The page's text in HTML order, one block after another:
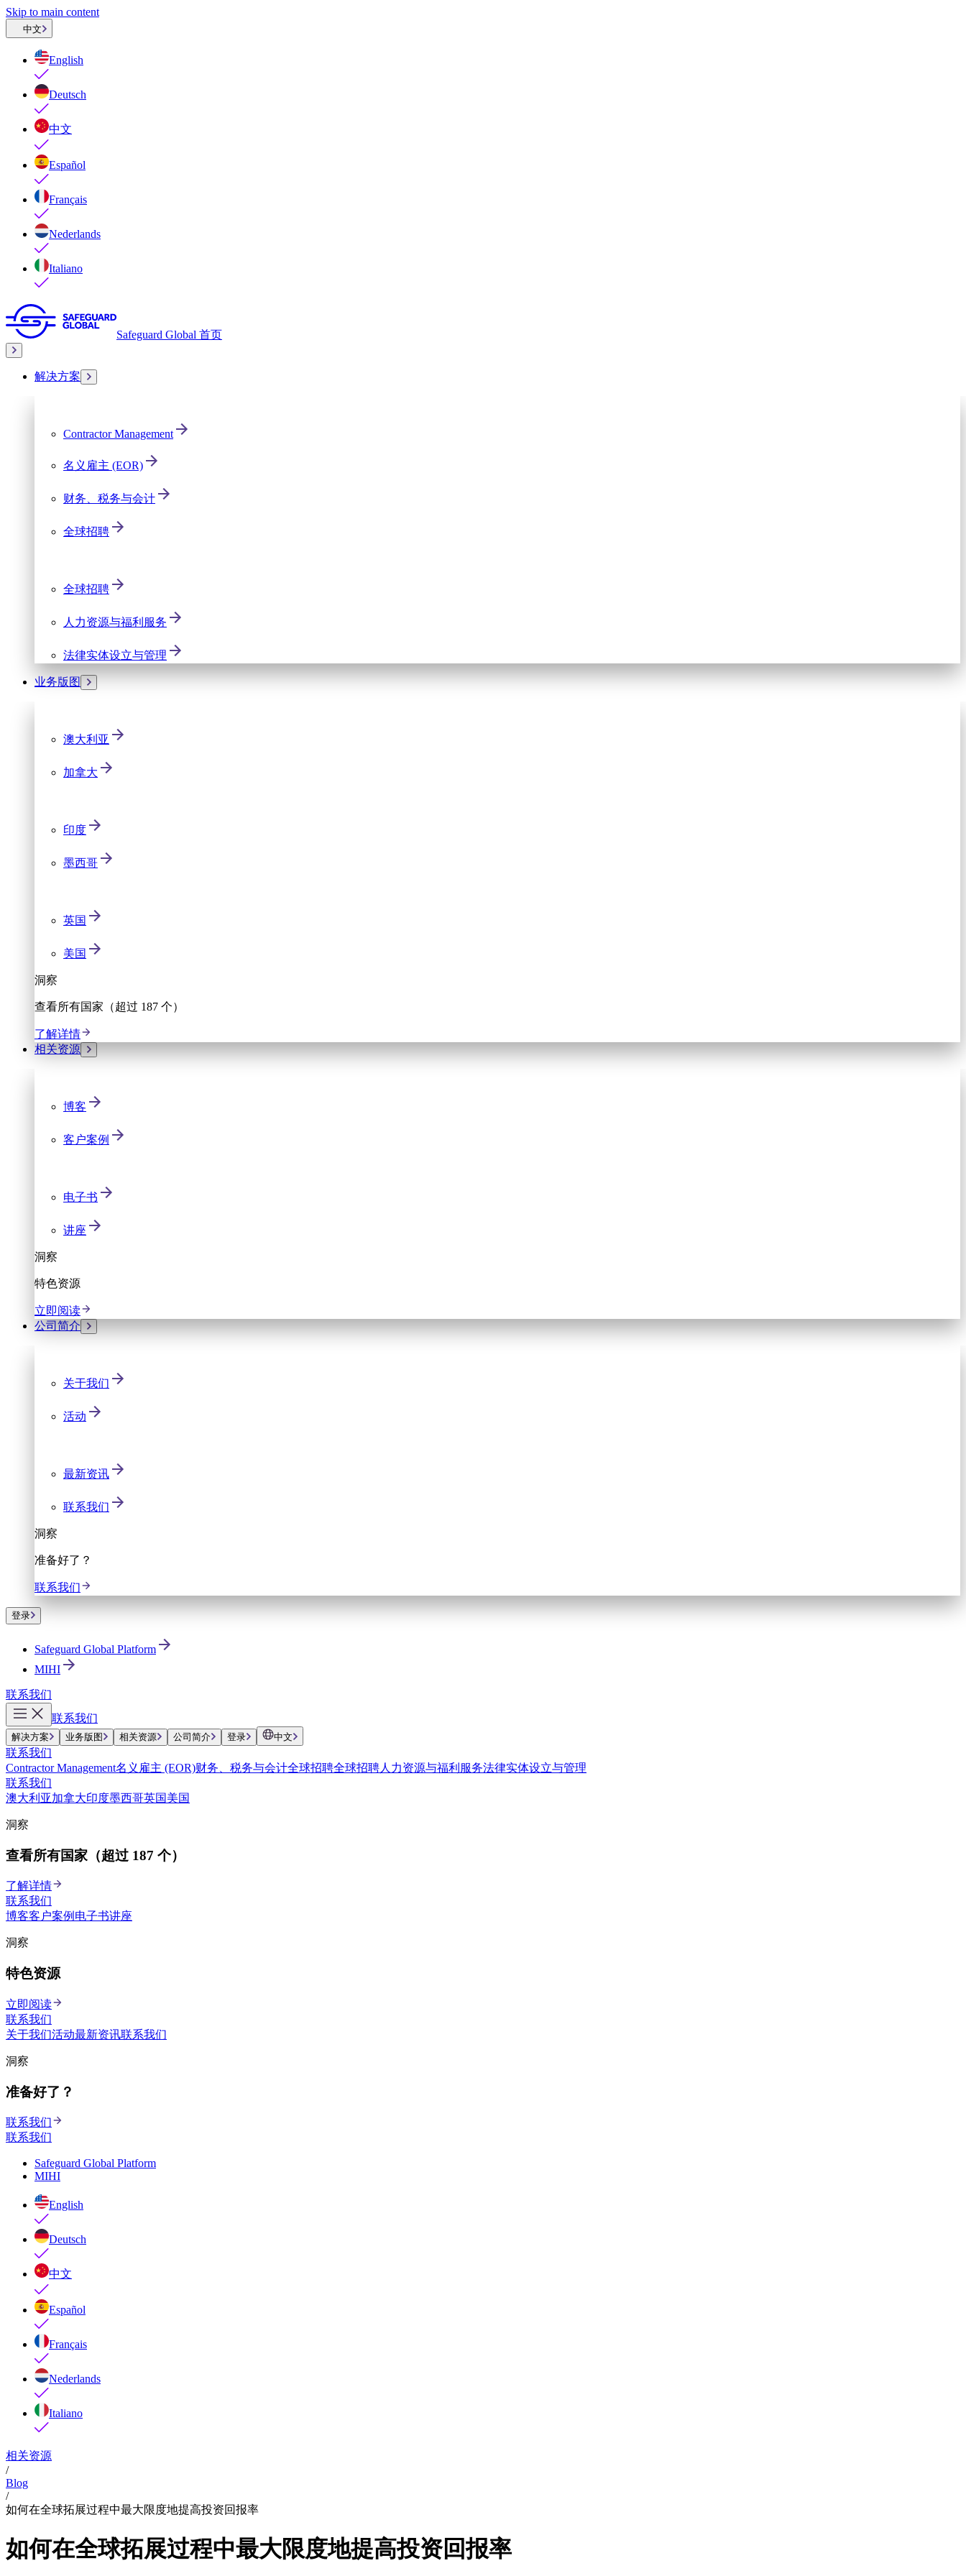
Skip to main content
中文
English
Deutsch
中文
Español
Français
Nederlands
Italiano
Safeguard Global 首页
解决方案
Contractor Management
名义雇主 (EOR)
财务、税务与会计
全球招聘
全球招聘
人力资源与福利服务
法律实体设立与管理
业务版图
澳大利亚
加拿大
印度
墨西哥
英国
美国
洞察
查看所有国家（超过 187 个）
了解详情
相关资源
博客
客户案例
电子书
讲座
洞察
特色资源
立即阅读
公司简介
关于我们
活动
最新资讯
联系我们
洞察
准备好了？
联系我们
登录
Safeguard Global Platform
MIHI
联系我们
联系我们
解决方案 业务版图 相关资源 公司简介 登录 中文
联系我们
Contractor Management名义雇主 (EOR)财务、税务与会计全球招聘全球招聘人力资源与福利服务法律实体设立与管理
联系我们
澳大利亚加拿大印度墨西哥英国美国
洞察
查看所有国家（超过 187 个）
了解详情
联系我们
博客客户案例 电子书讲座
洞察
特色资源
立即阅读
联系我们
关于我们活动最新资讯联系我们
洞察
准备好了？
联系我们
联系我们
Safeguard Global Platform
MIHI
English
Deutsch
中文
Español
Français
Nederlands
Italiano
相关资源
/
Blog
/
如何在全球拓展过程中最大限度地提高投资回报率
如何在全球拓展过程中最大限度地提高投资回报率